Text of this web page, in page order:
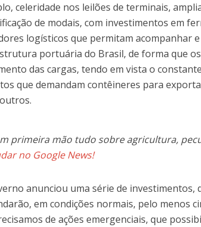
celeridade nos leilões de terminais,
de modais, com investimentos em
logísticos que permitam acompanhar
portuária do Brasil, de forma que
das cargas, tendo em vista o
que demandam contêineres para
primeira mão tudo sobre agricultura,
no Google News!
anunciou uma série de investimentos,
em condições normais, pelo menos
de ações emergenciais, que